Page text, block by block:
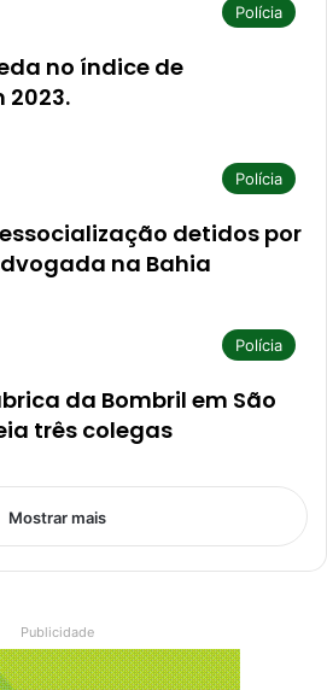
Polícia
no índice de
Polícia
detidos por
na Bahia
Polícia
da Bombril em São
três colegas
Mostrar mais
Publicidade